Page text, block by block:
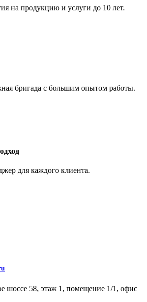
на продукцию и услуги до 10 лет.
бригада с большим опытом работы.
для каждого клиента.
шоссе 58, этаж 1, помещение 1/1, офис